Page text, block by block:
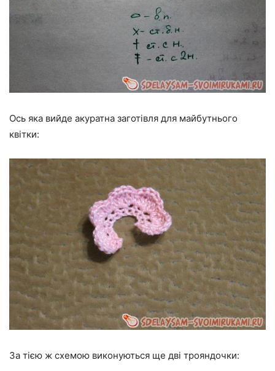
Ось яка вийде акуратна заготівля для майбутнього
квітки:
За тією ж схемою виконуються ще дві трояндочки: